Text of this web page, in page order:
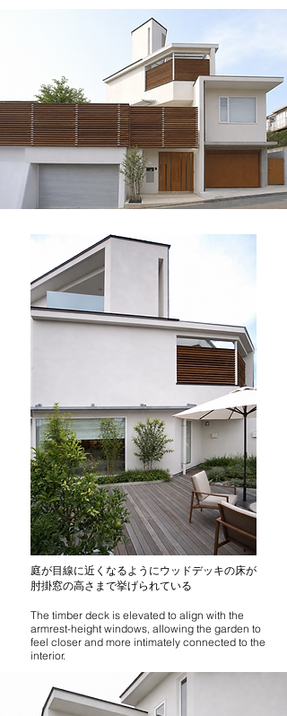
庭が目線に近くなるようにウッドデッキの床が
​肘掛窓の高さまで挙げられている
The timber deck is elevated to align with the
armrest-height windows, allowing the garden to
feel closer and more intimately connected to the
interior.